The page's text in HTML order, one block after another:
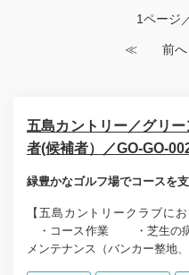
1ページ
≪ 前へ
五島カントリー／グリ
者(候補者）／GO-GO-
緑豊かなゴルフ場でコースを
【五島カントリークラブに
・コース作業 ・芝生の病
メンテナンス（バンカー整地